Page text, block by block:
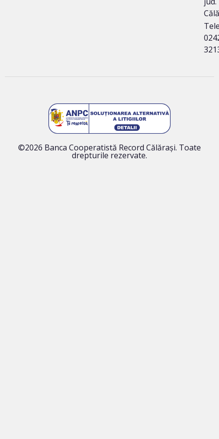
©2026 Banca Cooperatistă Record Călărași. Toate
drepturile rezervate.